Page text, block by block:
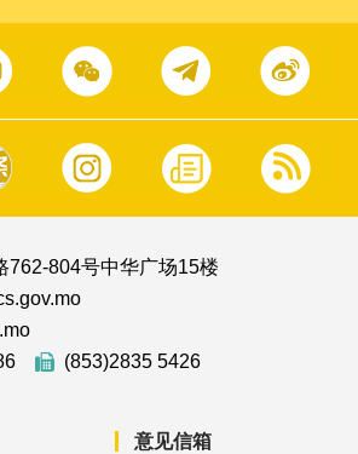
762-804号中华广场15楼
(853)2835 5426
意见信箱